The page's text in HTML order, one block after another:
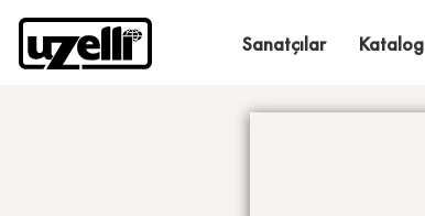
Sanatçılar Katalog